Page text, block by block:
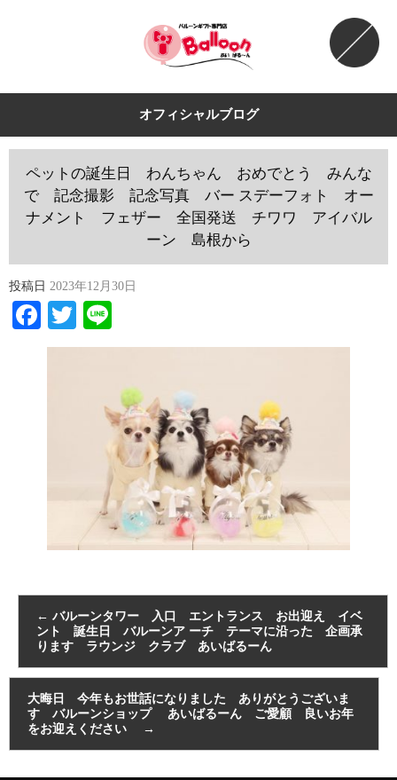
オフィシャルブログ
ペットの誕生日 わんちゃん おめでとう みんな
で 記念撮影 記念写真 バー スデーフォト オー
ナメント フェザー 全国発送 チワワ アイバル
ーン 島根から
投稿日 2023年12月30日
Facebook
Twitter
← バルーンタワー 入口 エントランス お出迎え イベ
ント 誕生日 バルーンア ーチ テーマに沿った 企画承
ります ラウンジ クラブ あいばるーん
大晦日 今年もお世話になりました ありがとうございま
す バルーンショップ あいばるーん ご愛顧 良いお年
をお迎えください
→